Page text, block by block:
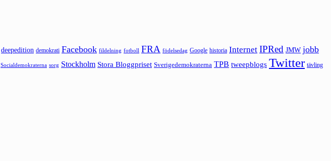
deepedition demokrati Facebook fildelning fotboll FRA födelsedag Google historia Internet IPRed JMW jobb
Socialdemokraterna sorg Stockholm Stora Bloggpriset Sverigedemokraterna TPB tweepblogs Twitter tävling